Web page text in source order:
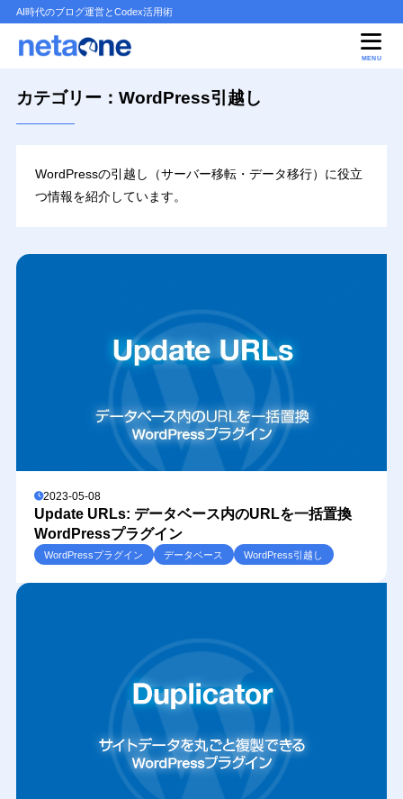
AI時代のブログ運営とCodex活用術
MENU
カテゴリー：WordPress引越し
WordPressの引越し（サーバー移転・データ移行）に役立
つ情報を紹介しています。
2023-05-08
Update URLs: データベース内のURLを一括置換
WordPressプラグイン
WordPressプラグイン データベース WordPress引越し